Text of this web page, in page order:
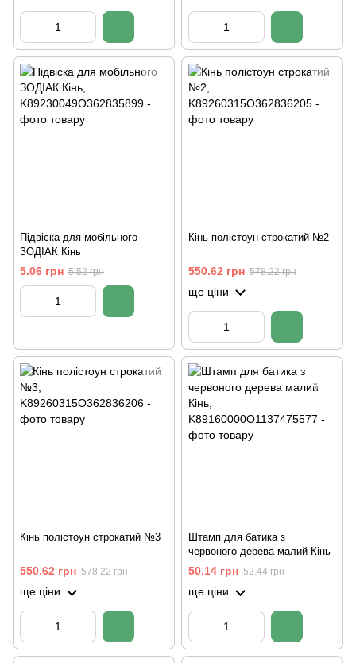
Підвіска для мобільного
ЗОДІАК Кінь
5.06 грн 5.52 грн
Кінь полістоун строкатий №2
550.62 грн 578.22 грн
ще ціни
Кінь полістоун строкатий №3
550.62 грн 578.22 грн
ще ціни
Штамп для батика з
червоного дерева малий Кінь
50.14 грн 52.44 грн
ще ціни